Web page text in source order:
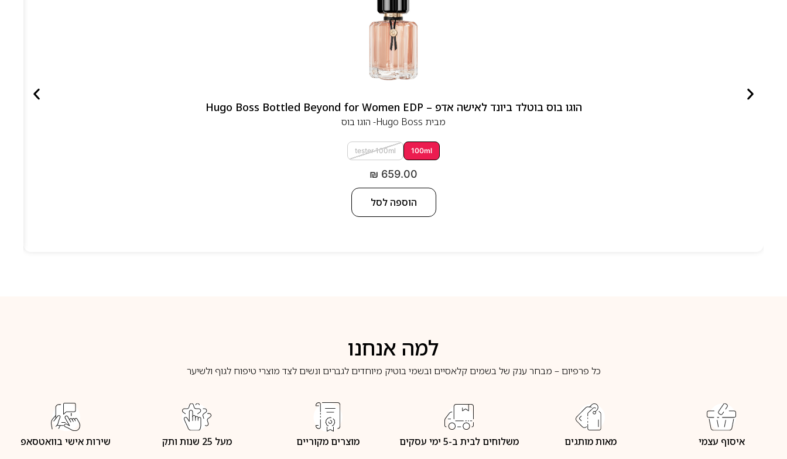
הוגו בוס בוטלד ביונד לאישה אדפ – Hugo Boss Bottled Beyond for Women EDP
מבית Hugo Boss- הוגו בוס
100ml
tester 100ml
₪ 659.00
הוספה לסל
למה אנחנו
כל פרפיום – מבחר ענק של בשמים קלאסיים ובשמי בוטיק מיוחדים לגברים ונשים לצד מוצרי טיפוח לגוף ולשיער
איסוף עצמי מאות מותגים משלוחים לבית ב-5 ימי עסקים מוצרים מקוריים מעל 25 שנות ותק שירות אישי בוואטסאפ